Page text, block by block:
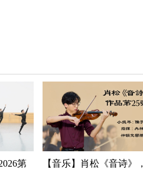
第
【音乐】肖松《音诗》，